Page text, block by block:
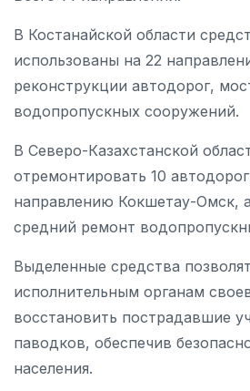
В Костанайской области
использованы на 22
реконструкции автодорог,
водопропускных сооружений.
В Северо-Казахстанской
отремонтировать 10
направлению Кокшетау-Омск,
средний ремонт
Выделенные средства
исполнительным органам
восстановить пострадавшие
паводков, обеспечив
населения.